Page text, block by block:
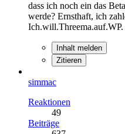
dass ich noch ein das
werde? Ernsthaft, ich
Ich.will.Threema.auf.WP.
Inhalt melden
Zitieren
simmac
Reaktionen
49
Beiträge